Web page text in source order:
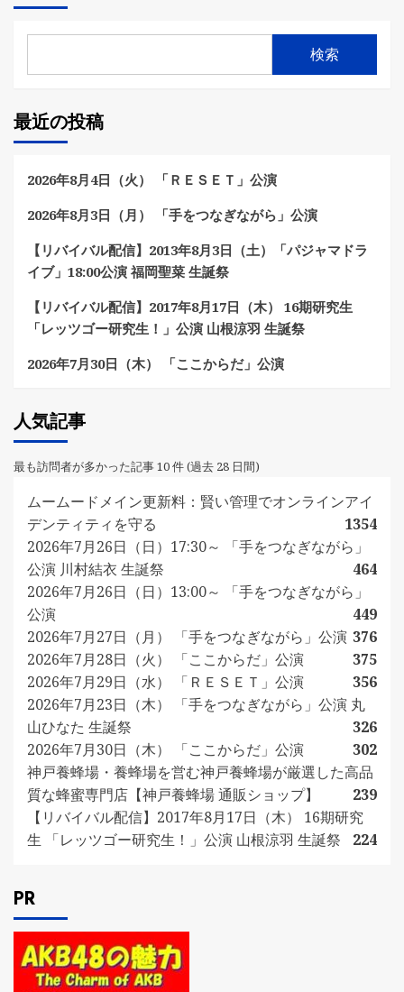
検索
最近の投稿
2026年8月4日（火） 「ＲＥＳＥＴ」公演
2026年8月3日（月） 「手をつなぎながら」公演
【リバイバル配信】2013年8月3日（土）「パジャマドラ
イブ」18:00公演 福岡聖菜 生誕祭
【リバイバル配信】2017年8月17日（木） 16期研究生
「レッツゴー研究生！」公演 山根涼羽 生誕祭
2026年7月30日（木） 「ここからだ」公演
人気記事
最も訪問者が多かった記事 10 件 (過去 28 日間)
ムームードメイン更新料：賢い管理でオンラインアイ
デンティティを守る
1354
2026年7月26日（日）17:30～ 「手をつなぎながら」
公演 川村結衣 生誕祭
464
2026年7月26日（日）13:00～ 「手をつなぎながら」
公演
449
2026年7月27日（月） 「手をつなぎながら」公演 376
2026年7月28日（火） 「ここからだ」公演
375
2026年7月29日（水） 「ＲＥＳＥＴ」公演
356
2026年7月23日（木） 「手をつなぎながら」公演 丸
山ひなた 生誕祭
326
2026年7月30日（木） 「ここからだ」公演
302
神戸養蜂場・養蜂場を営む神戸養蜂場が厳選した高品
質な蜂蜜専門店【神戸養蜂場 通販ショップ】
239
【リバイバル配信】2017年8月17日（木） 16期研究
生 「レッツゴー研究生！」公演 山根涼羽 生誕祭
224
PR